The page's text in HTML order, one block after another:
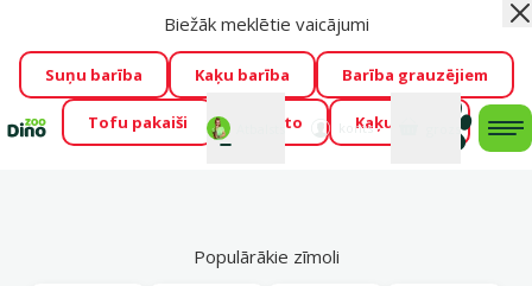
Visu mēnesi Dino Zoo piedāvā lieliskas cenas mīluļu TOP
barībām! 🍖→Skatīt piedāvājumu!
Fotokonkurss “GADA ŪSAIŅI”!
Varbūt tieši Tavs mīlulis
būs 2027. gada zvaigzne
→Piedalīties
Mans
konts
Biežāk meklētie vaicājumi
Suņu barība Kaķu barība Barība grauzējiem
Tofu pakaiši Foresto Kaķu mājas
Populārākie zīmoli